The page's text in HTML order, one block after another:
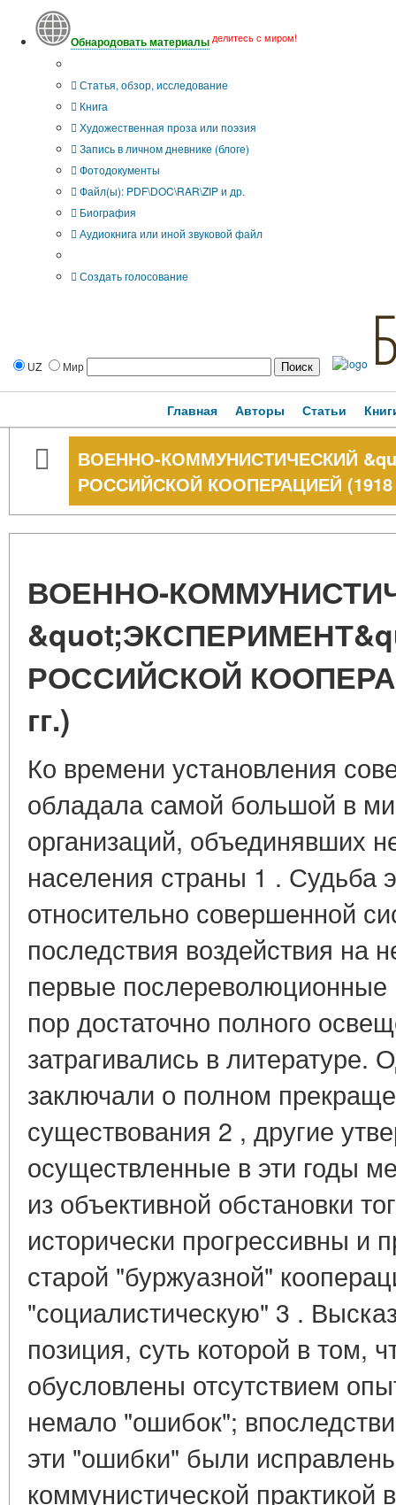
Обнародовать материалы делитесь с миром!
Статья, обзор, исследование
Книга
Художественная проза или поэзия
Запись в личном дневнике (блоге)
Фотодокументы
Файл(ы): PDF\DOC\RAR\ZIP и др.
Биография
Аудиокнига или иной звуковой файл
Создать голосование
UZ Мир
Главная Авторы Статьи
ВОЕННО-КОММУНИСТИЧЕСКИЙ
РОССИЙСКОЙ КООПЕРАЦИЕЙ (1918 -
ВОЕННО-
РОССИЙСКОЙ
гг.)
Ко времени установления
обладала самой большой в
организаций, объединявших
населения страны 1 . Судьба
относительно совершенной
последствия воздействия на
первые послереволюционные
пор достаточно полного
затрагивались в литературе.
заключали о полном
существования 2 , другие
осуществленные в эти годы
из объективной обстановки
исторически прогрессивны и
старой "буржуазной"
"социалистическую" 3 .
позиция, суть которой в том,
обусловлены отсутствием
немало "ошибок";
эти "ошибки" были
коммунистической практикой